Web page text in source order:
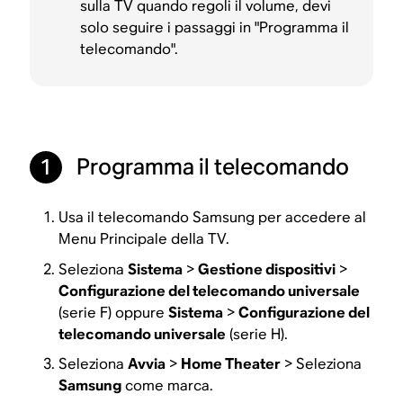
sulla TV quando regoli il volume, devi
solo seguire i passaggi in "Programma il
telecomando".
1 Programma il telecomando
Usa il telecomando Samsung per accedere al
Menu Principale della TV.
SelezionaSistema >Gestione dispositivi >
Configurazione del telecomando universale
(serie F) oppureSistema >Configurazione del
telecomando universale (serie H).
SelezionaAvvia > Home Theater > Seleziona
Samsungcome marca.